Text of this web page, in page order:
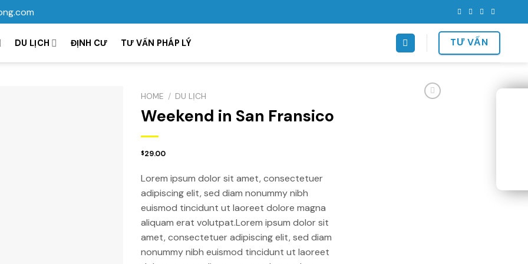
DU LỊCH ĐỊNH CƯ TƯ VẤN PHÁP LÝ TƯ VẤN
HOME / DU LỊCH
Weekend in San Fransico
$29.00
Lorem ipsum dolor sit amet, consectetuer
adipiscing elit, sed diam nonummy nibh
euismod tincidunt ut laoreet dolore magna
aliquam erat volutpat.Lorem ipsum dolor sit
amet, consectetuer adipiscing elit, sed diam
nonummy nibh euismod tincidunt ut laoreet